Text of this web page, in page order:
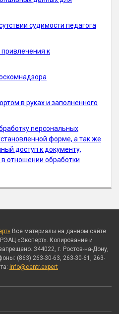
судимости педагога
привлечения к
в руках и заполненного
персональных
форме, а так же
доступ к документу,
отношении обработки
Все материалы на данном сайте
«Эксперт». Копирование и
344022, г. Ростов-на-Дону,
(863) 263-30-63, 263-30-61, 263-
info@centr.expert